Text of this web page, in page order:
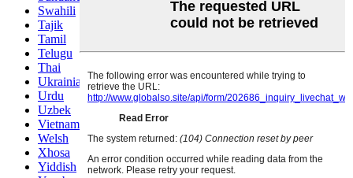
Swahili
Tajik
Tamil
Telugu
Thai
Ukrainian
Urdu
Uzbek
Vietnamese
Welsh
Xhosa
Yiddish